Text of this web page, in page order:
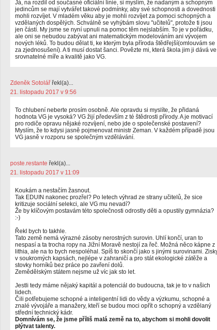
Já, na rozdíl od současné oficiální linie, si myslím, že nadaným a schopným
jedincům se mají vytvářet takové podmínky, aby své schopnosti a dovednosti
mohli rozvíjet. V mladém věku aby je mohli rozvíjet za pomoci schopných a
vzdělaných dospělých. Schválně se vyhýbám slovu "učitelů", protože ti jsou
jen částí. My jsme se nyní upnuli na pomoc těm nejslabším. To je v pořádku,
ale oni se nebudou zabývat ani matematickým modelováním ani vývojem
nových léků. To budou dělat ti, ke kterým byla příroda štědřejší(omlouvám se
za zjednosušení). A ti musí dostat šanci. Povězte mi, která škola jim ji dává ve
srovnatelné míře a kvalitě jako VG.
Zdeněk Sotolář řekl(a)...
21. listopadu 2017 v 9:56
To chlubení neberte prosím osobně. Ale opravdu si myslíte, že přidaná
hodnota VG je vysoká? VG žijí především z té štědrosti přírody. A je motivací
pro rodiče opravu nějaké rozvíjení, nebo jde o společenské postavení?
Myslím, že to kdysi jasně pojmenovat ministr Zeman. V každém případě jsou
VG jasně v rozporu se společným vzdělávání.
poste.restante řekl(a)...
21. listopadu 2017 v 11:09
Koukám a nestačím žasnout.
Tak EDUIN nakonec prozřel? Po letech výhrad ze strany učitelů, že sice
kritizuje sociální selekci, ale VG mu nevadí?
Že by klíčovým postavám této společnosti odrostly děti a opustily gymnázia?
:-)
Řekl bych to takhle.
Tato země nemá výrazné zásoby nerostných surovin. Uhlí končí, uran to
nespasí a ta trocha ropy na Jižní Moravě nestojí za řeč. Možná něco kápne z
lithia, ale na to bych nespoléhal. Spíš to skončí jako s jinými surovinami.
v soukromých kapsách, nejlépe v zahraničí a pro stát ekologické zátěže a
stovky horníků bez práce po zavření dolů.
Zemědělským státem nejsme už víc jak sto let.
Jestli tedy máme nějaký kapitál a potenciál do budoucna, tak je to v našich
lidech.
Čili potřebujeme schopné a inteligentní lidi do vědy a výzkumu, schopné a
znalé vývojáře a manažery, kteří se budou moci opřít o schopný a vzdělaný
střední technický kádr.
Domnívám se, že jsme příliš malá země na to, abychom si mohli dovolit
plýtvat talenty.